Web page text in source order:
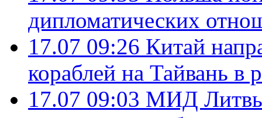
дипломатических
17.07 09:26 Китай
кораблей на Тайвань в
17.07 09:03 МИД Литвы